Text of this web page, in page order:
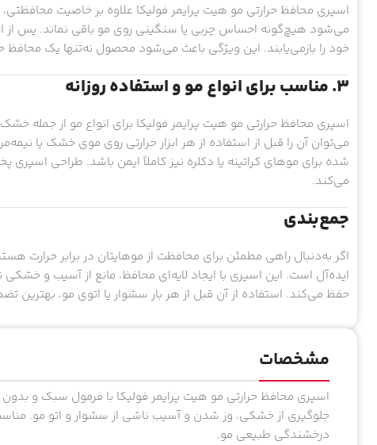
اسپری محافظ حرارتی مو هیت پرایمر فولیکا علاوه بر خاصیت
می‌شود هیچ‌گونه احساس چربی یا سنگینی روی مو باقی نماند. پس
خود را بازمی‌یابند. این ویژگی باعث می‌شود محصول نه‌تنها یک محافظ
۳. مناسب برای انواع مو و استفاده روزانه
اسپری محافظ حرارتی مو هیت پرایمر فولیکا برای انواع مو از جمله
می‌توان آن را قبل از استفاده از هر ابزار حرارتی روی موی خشک یا
شده برای موهای کراتینه یا دکلره نیز کاملاً ایمن باشد. طراحی
می‌کند.
جمع‌بندی
اگر به‌دنبال راهی مطمئن برای محافظت از موهایتان در برابر حرارت
ایده‌آل است. این اسپری با ایجاد لایه‌ای محافظ، مانع از آسیب و
حفظ می‌کند. استفاده از آن قبل از هر بار سشوار یا اتوی مو،
مشخصات
جلوگیری از خشکی، وز شدن و آسیب ناشی از سشوار و اتو مو.
درخشندگی طبیعی مو.